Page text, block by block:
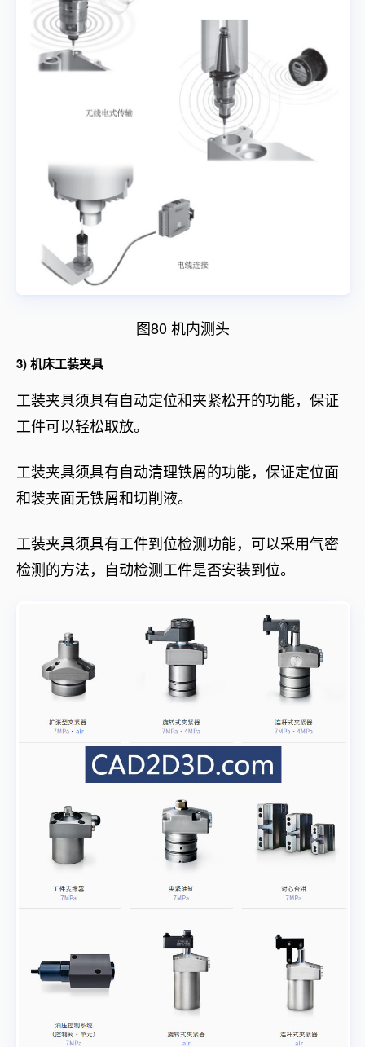
图80 机内测头
3) 机床工装夹具
工装夹具须具有自动定位和夹紧松开的功能，保证
工件可以轻松取放。
工装夹具须具有自动清理铁屑的功能，保证定位面
和装夹面无铁屑和切削液。
工装夹具须具有工件到位检测功能，可以采用气密
检测的方法，自动检测工件是否安装到位。